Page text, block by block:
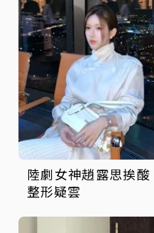
陸劇女神趙露思挨
整形疑雲